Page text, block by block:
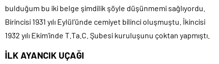
bulduğum bu iki belge şimdilik şöyle düşünmemi sağlıyordu.
Birincisi 1931 yılı Eylül’ünde cemiyet bilinci oluşmuştu. İkincisi
1932 yılı Ekim’inde T.Ta.C. Şubesi kuruluşunu çoktan yapmıştı.
İLK AYANCIK UÇAĞI